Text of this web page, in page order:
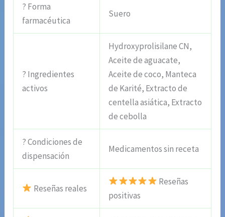
? Forma
farmacéutica
Suero
? Ingredientes
activos
Hydroxyprolisilane CN,
Aceite de aguacate,
Aceite de coco, Manteca
de Karité, Extracto de
centella asiática, Extracto
de cebolla
? Condiciones de
dispensación
Medicamentos sin receta
Reseñas reales
Reseñas
positivas